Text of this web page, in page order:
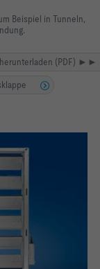
Beispiel in Tunneln,
(PDF) ►►